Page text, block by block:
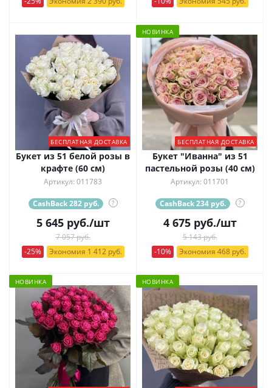
БЕСПЛАТНАЯ ДОСТАВКА
Букет из 51 белой розы в
крафте (60 см)
Артикул: 011783
CashBack 282 руб. ?
5 645руб./шт
7 057 руб.
-25%
Экономия 1 412 руб.
НОВИНКА
БЕСПЛАТНАЯ ДОСТАВКА
Букет "Иванна" из 51
пастельной розы (40 см)
Артикул: 011701
CashBack 234 руб. ?
4 675руб./шт
5 143 руб.
-10%
Экономия 468 руб.
НОВИНКА НОВИНКА